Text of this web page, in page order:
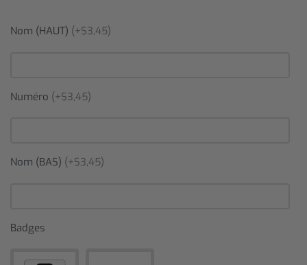
Nom (HAUT) (+$3,45)
Numéro (+$3,45)
Nom (BAS) (+$3,45)
Badges